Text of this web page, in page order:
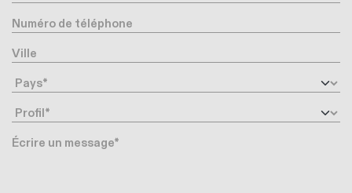
Numéro de téléphone
Ville
Pays
Profil
Message